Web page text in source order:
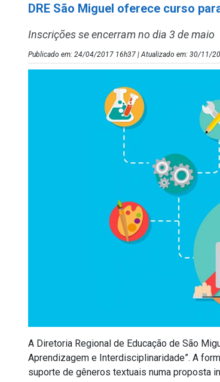
DRE São Miguel oferece curso
Inscrições se encerram no dia 3 de maio
Publicado em: 24/04/2017 16h37 | Atualizado em: 30/11/
A Diretoria Regional de Educação de São
Aprendizagem e Interdisciplinaridade”. A
suporte de gêneros textuais numa proposta